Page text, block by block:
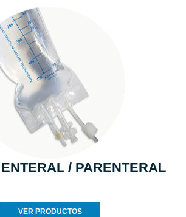
/ PARENTERAL
VER PRODUCTOS